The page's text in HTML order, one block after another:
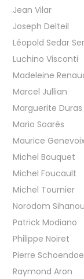
Jean Vilar
Joseph Delteil
Léopold Sedar
Luchino Visconti
Madeleine
Marcel Jullian
Marguerite Duras
Mario Soarès
Maurice
Michel Bouquet
Michel Foucault
Michel Tournier
Norodom
Patrick Modiano
Philippe Noiret
Pierre
Raymond Aron